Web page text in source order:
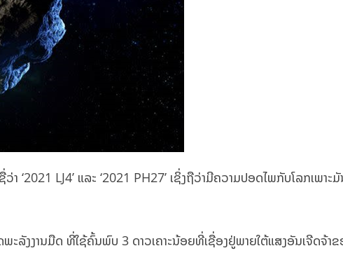
LJ4’ ແລະ ‘2021 PH27’ ເຊິ່ງຖືວ່າມີຄວາມປອດໄພກັບໂລກເພາະ
ງງານມືດ ທີ່ໃຊ້ຄົ້ນພົບ 3 ດາວເຄາະນ້ອຍທີ່ເຊື່ອງຢູ່ພາຍໃຕ້ແສງອັນເຈີດຈ້າຂ